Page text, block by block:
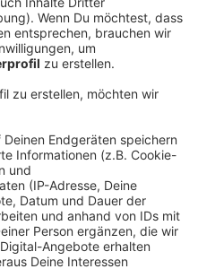
und AfD. Viele
aktuell so viele
stark machen.
Was passiert
Innenminister Herbert